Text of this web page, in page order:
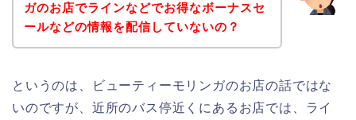
ガのお店でラインなどでお得なボーナスセ
ールなどの情報を配信していないの？
というのは、ビューティーモリンガのお店の話ではな
いのですが、近所のバス停近くにあるお店では、ライ